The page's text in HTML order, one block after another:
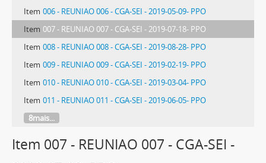
Item 006 - REUNIAO 006 - CGA-SEI - 2019-05-09- PPO
Item 007 - REUNIAO 007 - CGA-SEI - 2019-07-18- PPO
Item 008 - REUNIAO 008 - CGA-SEI - 2019-08-28- PPO
Item 009 - REUNIAO 009 - CGA-SEI - 2019-02-19- PPO
Item 010 - REUNIAO 010 - CGA-SEI - 2019-03-04- PPO
Item 011 - REUNIAO 011 - CGA-SEI - 2019-06-05- PPO
8mais...
Item 007 - REUNIAO 007 - CGA-SEI -